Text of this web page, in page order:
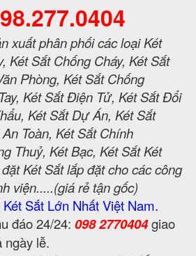
xuất phân phối các loại Két
Két Sắt Chống Cháy, Két Sắt
Phòng, Két Sắt Chống
Két Sắt Điện Tử, Két Sắt Đổi
Két Sắt Dự Án, Két Sắt
Toàn, Két Sắt Chính
Thuỷ, Két Bạc, Két Sắt Két
Két Sắt lắp đặt cho các công
viện.....(giá rẻ tận gốc)
Sắt Lớn Nhất Việt Nam.
đáo 24/24: 098 2770404giao
ngày lễ.